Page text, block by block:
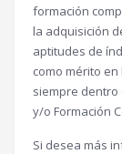
formación
la adquisición
aptitudes de
como mérito
siempre dentro
y/o Formación
Si desea más